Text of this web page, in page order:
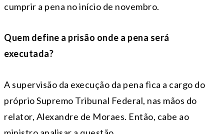
cumprir a pena no início de novembro.
Quem define a prisão onde a pena será
executada?
A supervisão da execução da pena fica a cargo do
próprio Supremo Tribunal Federal, nas mãos do
relator, Alexandre de Moraes. Então, cabe ao